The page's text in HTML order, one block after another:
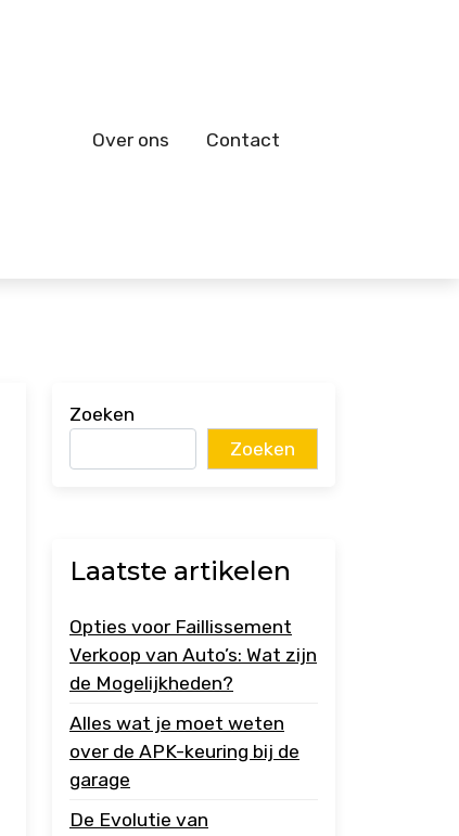
Over ons Contact
Zoeken
Zoeken
Laatste artikelen
Opties voor Faillissement
Verkoop van Auto’s: Wat zijn
de Mogelijkheden?
Alles wat je moet weten
over de APK-keuring bij de
garage
De Evolutie van